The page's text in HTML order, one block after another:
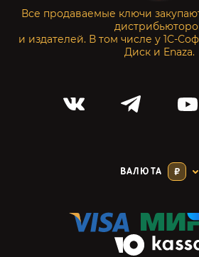
Все продаваемые ключи
и издателей. В том числе у 1С-
Диск и Enaza.
ВАЛЮТА ₽